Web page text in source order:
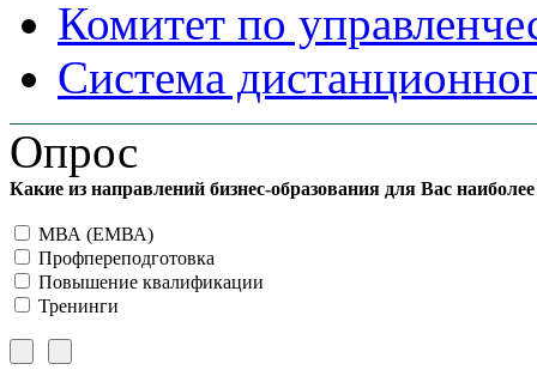
Комитет по
Система
Опрос
Какие из направлений бизнес-образования для Вас
МВА (ЕМВА)
Профпереподготовка
Повышение квалификации
Тренинги